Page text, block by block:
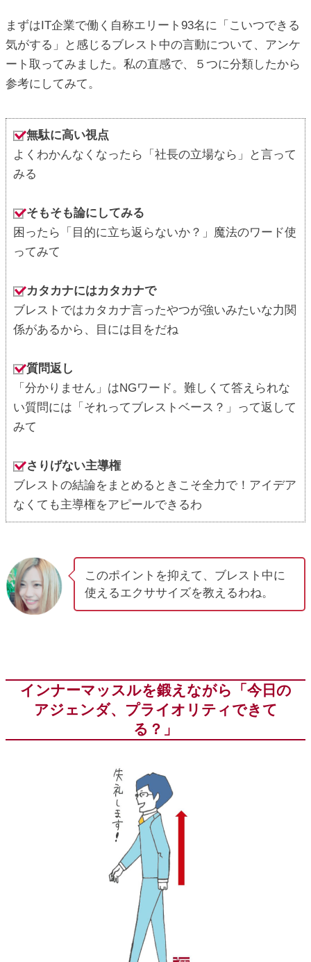
まずはIT企業で働く自称エリート93名に「こいつできる
気がする」と感じるブレスト中の言動について、アンケ
ート取ってみました。私の直感で、５つに分類したから
参考にしてみて。
無駄に高い視点
よくわかんなくなったら「社長の立場なら」と言って
みる
そもそも論にしてみる
困ったら「目的に立ち返らないか？」魔法のワード使
ってみて
カタカナにはカタカナで
ブレストではカタカナ言ったやつが強いみたいな力関
係があるから、目には目をだね
質問返し
「分かりません」はNGワード。難しくて答えられな
い質問には「それってブレストベース？」って返して
みて
さりげない主導権
ブレストの結論をまとめるときこそ全力で！アイデア
なくても主導権をアピールできるわ
このポイントを抑えて、ブレスト中に
使えるエクササイズを教えるわね。
インナーマッスルを鍛えながら「今日の
アジェンダ、プライオリティできて
る？」